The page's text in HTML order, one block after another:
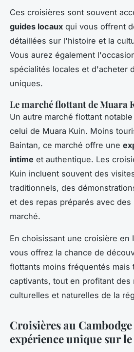
Ces croisières sont souvent
guides locaux qui vous offrent
détaillées sur l'histoire et la
Vous aurez également
spécialités locales et d'acheter
uniques.
Le marché flottant de Muara
Un autre marché flottant
celui de Muara Kuin. Moins
Baintan, ce marché offre une
intime et authentique. Les
Kuin incluent souvent des
traditionnels, des
et des repas préparés avec
marché.
En choisissant une croisière en
vous offrez la chance de
flottants moins fréquentés mais
captivants, tout en profitant des
culturelles et naturelles de la
Croisières au Cambodge
expérience unique sur le